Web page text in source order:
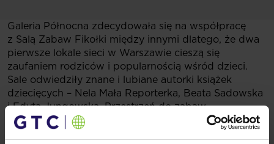
Galeria Północna zdecydowała się na współpracę
z Salą Zabaw Fikołki między innymi dlatego, że dwa
pierwsze lokale sieci w Warszawie cieszą się
zaufaniem rodziców i popularnością wśród dzieci.
Sale odwiedziły znane i lubiane autorki książek
dziecięcych – Nela Mała Reporterka, Beata Sadowska
i Edyta Jungowska. Przestrzeń do zabaw
na Białołęce zajmie około 700 mkw., a całe
wyposażenie będzie spełniało najwyższe normy